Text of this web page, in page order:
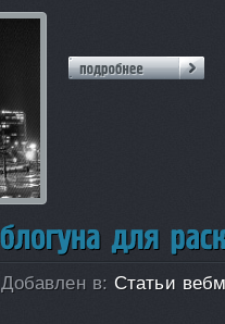
Добавлен в: Статьи